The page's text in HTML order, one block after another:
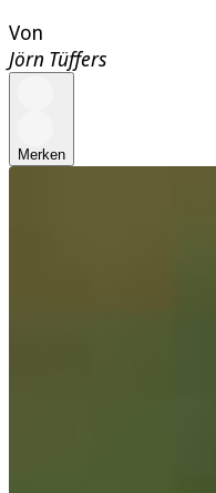
Von
Jörn Tüffers
Merken